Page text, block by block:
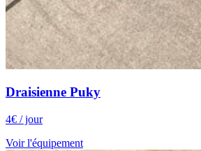
Draisienne Puky
4€ / jour
Voir l'équipement